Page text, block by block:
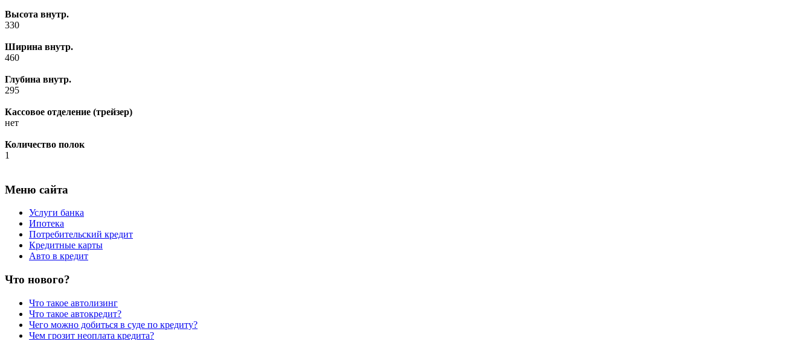
Высота внутр.
330
Ширина внутр.
460
Глубина внутр.
295
Кассовое отделение (трейзер)
нет
Количество полок
1
Меню сайта
Услуги банка
Ипотека
Потребительский кредит
Кредитные карты
Авто в кредит
Что нового?
Что такое автолизинг
Что такое автокредит?
Чего можно добиться в суде по кредиту?
Чем грозит неоплата кредита?